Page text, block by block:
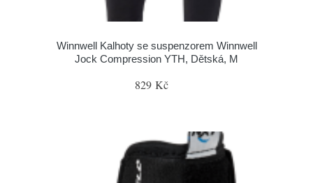
Winnwell Kalhoty se suspenzorem Winnwell
Jock Compression YTH, Dětská, M
829 Kč